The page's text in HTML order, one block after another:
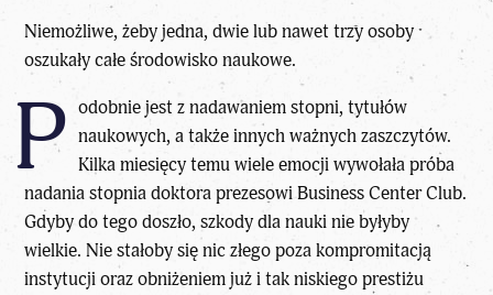
Niemożliwe, żeby jedna, dwie lub nawet trzy osoby
oszukały całe środowisko naukowe.
P odobnie jest z nadawaniem stopni, tytułów
naukowych, a także innych ważnych zaszczytów.
Kilka miesięcy temu wiele emocji wywołała próba
nadania stopnia doktora prezesowi Business Center Club.
Gdyby do tego doszło, szkody dla nauki nie byłyby
wielkie. Nie stałoby się nic złego poza kompromitacją
instytucji oraz obniżeniem już i tak niskiego prestiżu